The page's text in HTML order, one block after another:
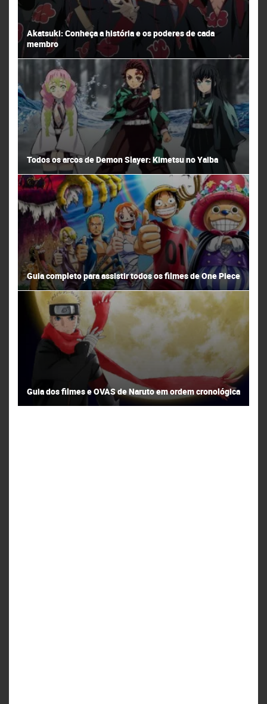
Akatsuki: Conheça a história e os poderes de cada
membro
Todos os arcos de Demon Slayer: Kimetsu no Yaiba
Guia completo para assistir todos os filmes de One Piece
Guia dos filmes e OVAS de Naruto em ordem cronológica